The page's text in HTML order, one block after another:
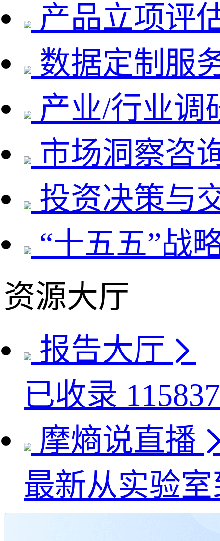
产品立项评
数据定制服
产业/行业调
市场洞察咨
投资决策与
“十五五”战
资源大厅
报告大厅
已收录 115837
摩熵说直播
最新从实验